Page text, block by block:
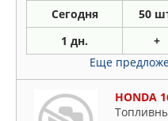
Сегодня 50
1 дн. +
Еще
HONDA